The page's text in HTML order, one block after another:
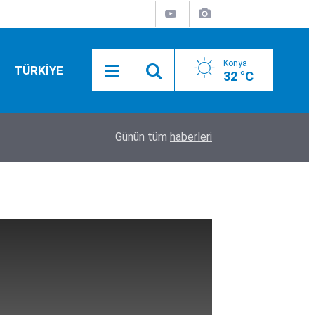
TÜRKİYE Konya
32 °C
Gazze’den yürek yakan haber! Can kaybı 73
Günün tüm haberleri